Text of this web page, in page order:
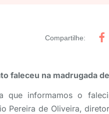
Compartilhe:
faleceu na madrugada
que informamos o
Pereira de Oliveira,